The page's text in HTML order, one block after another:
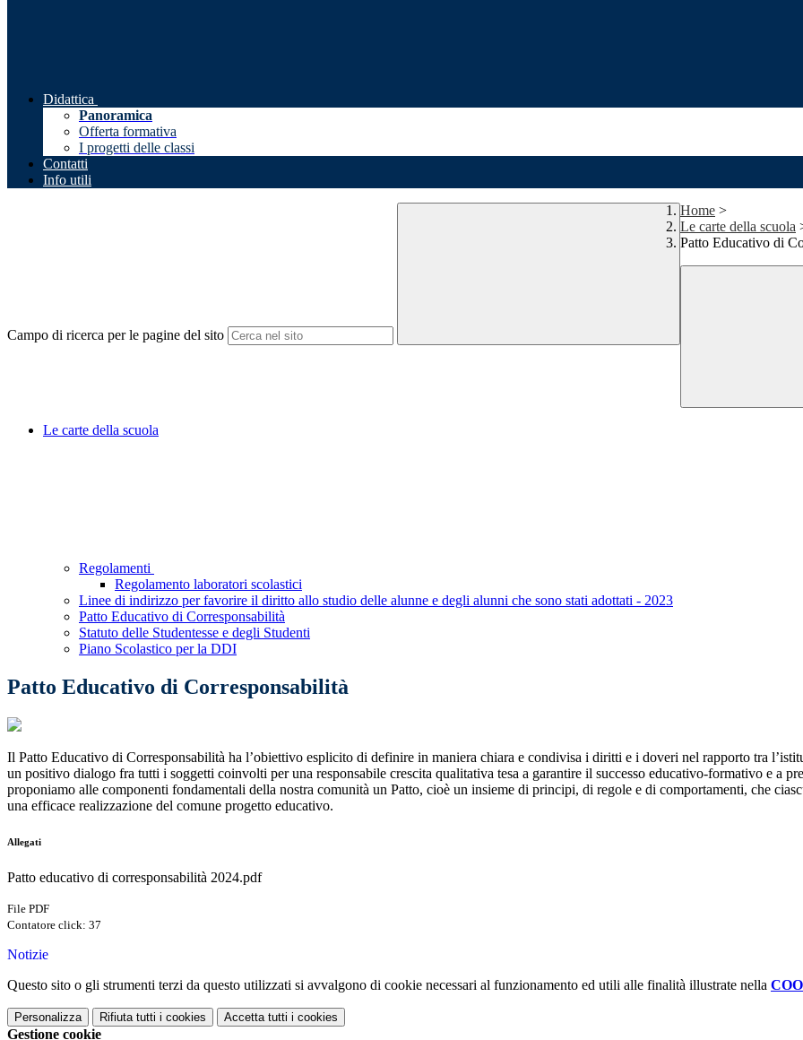
Didattica
Panoramica
Offerta formativa
I progetti delle classi
Contatti
Info utili
Campo di ricerca per le pagine del sito
Home >
Le carte della scuola
Patto Educativo di
Le carte della scuola
Regolamenti
Regolamento laboratori scolastici
Linee di indirizzo per favorire il diritto allo studio delle alunne e degli alunni che sono stati adottati - 2023
Patto Educativo di Corresponsabilità
Statuto delle Studentesse e degli Studenti
Piano Scolastico per la DDI
Patto Educativo di Corresponsabilità
Il Patto Educativo di Corresponsabilità ha l’obiettivo esplicito di definire in maniera chiara e condivisa i diritti e i doveri nel rapporto tra
un positivo dialogo fra tutti i soggetti coinvolti per una responsabile crescita qualitativa tesa a garantire il successo educativo-formativo e a
proponiamo alle componenti fondamentali della nostra comunità un Patto, cioè un insieme di principi, di regole e di comportamenti, che
una efficace realizzazione del comune progetto educativo.
Allegati
Patto educativo di corresponsabilità 2024.pdf
File PDF
Contatore click: 37
Notizie
Questo sito o gli strumenti terzi da questo utilizzati si avvalgono di cookie necessari al funzionamento ed utili alle finalità illustrate nella
Personalizza Rifiuta tutti i cookies Accetta tutti i cookies
Gestione cookie